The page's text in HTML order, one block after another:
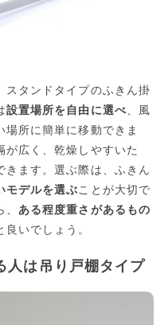
スタンドタイプのふきん掛
設置場所を自由に選べ、風
所に簡単に移動できま
広く、乾燥しやすいた
ます。選ぶ際は、ふきん
モデルを選ぶことが大切で
ある程度重さがあるもの
良いでしょう。
人は吊り戸棚タイプ